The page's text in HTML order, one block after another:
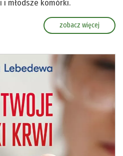
i młodsze komórki.
zobacz więcej